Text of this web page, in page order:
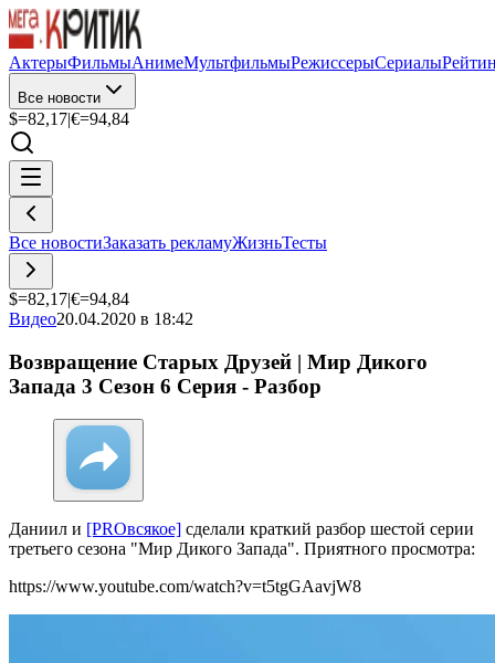
АктерыФильмыАнимеМультфильмыРежиссерыСериалы
Все новости
$=82,17|€=94,84
Все новостиЗаказать рекламуЖизньТесты
$=82,17|€=94,84
Видео20.04.2020 в 18:42
Возвращение Старых Друзей | Мир Дикого
Запада 3 Сезон 6 Серия - Разбор
Даниил и [PROвсякое] сделали краткий разбор шестой серии
третьего сезона "Мир Дикого Запада". Приятного просмотра:
https://www.youtube.com/watch?v=t5tgGAavjW8